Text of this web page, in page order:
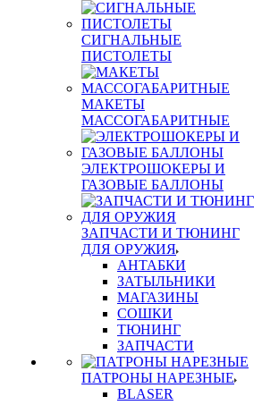
СИГНАЛЬНЫЕ
ПИСТОЛЕТЫ
МАКЕТЫ
МАССОГАБАРИТНЫЕ
ЭЛЕКТРОШОКЕРЫ И
ГАЗОВЫЕ БАЛЛОНЫ
ЗАПЧАСТИ И ТЮНИНГ
ДЛЯ ОРУЖИЯ
АНТАБКИ
ЗАТЫЛЬНИКИ
МАГАЗИНЫ
СОШКИ
ТЮНИНГ
ЗАПЧАСТИ
ПАТРОНЫ НАРЕЗНЫЕ
BLASER